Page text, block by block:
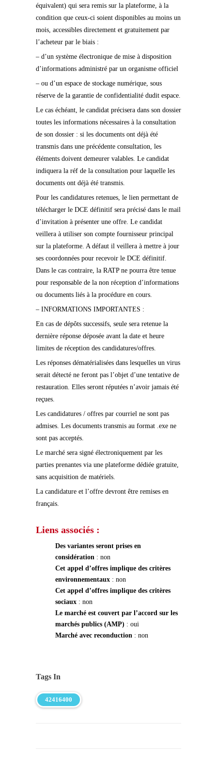
équivalent) qui sera remis sur la plateforme, à la
condition que ceux-ci soient disponibles au moins un
mois, accessibles directement et gratuitement par
l’acheteur par le biais :
– d’un système électronique de mise à disposition
d’informations administré par un organisme officiel
– ou d’un espace de stockage numérique, sous
réserve de la garantie de confidentialité dudit espace.
Le cas échéant, le candidat précisera dans son dossier
toutes les informations nécessaires à la consultation
de son dossier : si les documents ont déjà été
transmis dans une précédente consultation, les
éléments doivent demeurer valables. Le candidat
indiquera la réf de la consultation pour laquelle les
documents ont déjà été transmis.
Pour les candidatures retenues, le lien permettant de
télécharger le DCE définitif sera précisé dans le mail
d’invitation à présenter une offre. Le candidat
veillera à utiliser son compte fournisseur principal
sur la plateforme. A défaut il veillera à mettre à jour
ses coordonnées pour recevoir le DCE définitif.
Dans le cas contraire, la RATP ne pourra être tenue
pour responsable de la non réception d’informations
ou documents liés à la procédure en cours.
– INFORMATIONS IMPORTANTES :
En cas de dépôts successifs, seule sera retenue la
dernière réponse déposée avant la date et heure
limites de réception des candidatures/offres.
Les réponses dématérialisées dans lesquelles un virus
serait détecté ne feront pas l’objet d’une tentative de
restauration. Elles seront réputées n’avoir jamais été
reçues.
Les candidatures / offres par courriel ne sont pas
admises. Les documents transmis au format .exe ne
sont pas acceptés.
Le marché sera signé électroniquement par les
parties prenantes via une plateforme dédiée gratuite,
sans acquisition de matériels.
La candidature et l’offre devront être remises en
français.
Liens associés :
Des variantes seront prises en
considération : non
Cet appel d’offres implique des critères
environnementaux : non
Cet appel d’offres implique des critères
sociaux : non
Le marché est couvert par l’accord sur les
marchés publics (AMP) : oui
Marché avec reconduction : non
Tags In
42416400